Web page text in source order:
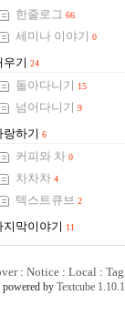
한줄로그 66
세미나 이야기 0
우기 24
돌아다니기 15
넘어다니기 9
랑하기 6
커피와 차 0
차차차 4
텍스트큐브 2
지막이야기 11
: Notice : Local : Tag
powered by Textcube